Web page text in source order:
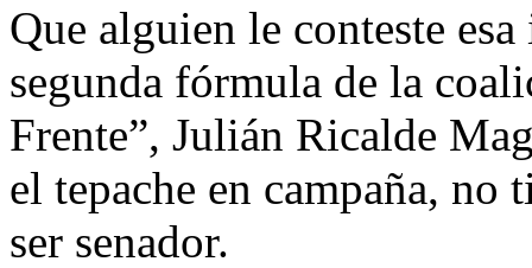
Que alguien le conteste
segunda fórmula de la
Frente”, Julián Ricalde
el tepache en campaña,
ser senador.